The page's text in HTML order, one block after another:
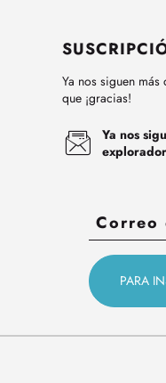
Ya nos siguen
que ¡gracias!
Ya nos